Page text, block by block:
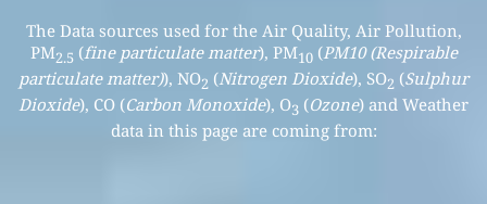
The Data sources used for the Air Quality, Air Pollution,
PM2.5 (fine particulate matter), PM10(PM10 (Respirable
particulate matter)), NO2 (Nitrogen Dioxide), SO2 (Sulphur
Dioxide), CO (Carbon Monoxide), O3 (Ozone) and Weather
data in this page are coming from: